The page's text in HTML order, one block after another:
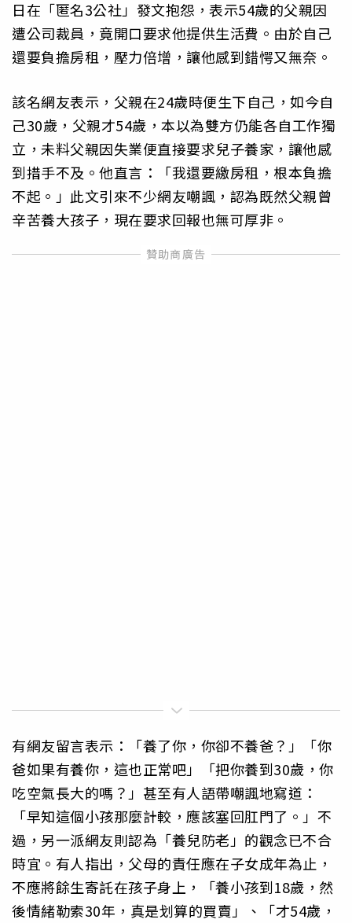
日在「匿名3公社」發文抱怨，表示54歲的父親因
遭公司裁員，竟開口要求他提供生活費。由於自己
還要負擔房租，壓力倍增，讓他感到錯愕又無奈。
該名網友表示，父親在24歲時便生下自己，如今自
己30歲，父親才54歲，本以為雙方仍能各自工作獨
立，未料父親因失業便直接要求兒子養家，讓他感
到措手不及。他直言：「我還要繳房租，根本負擔
不起。」此文引來不少網友嘲諷，認為既然父親曾
辛苦養大孩子，現在要求回報也無可厚非。
有網友留言表示：「養了你，你卻不養爸？」「你
爸如果有養你，這也正常吧」「把你養到30歲，你
吃空氣長大的嗎？」甚至有人語帶嘲諷地寫道：
「早知這個小孩那麼計較，應該塞回肛門了。」不
過，另一派網友則認為「養兒防老」的觀念已不合
時宜。有人指出，父母的責任應在子女成年為止，
不應將餘生寄託在孩子身上，「養小孩到18歲，然
後情緒勒索30年，真是划算的買賣」、「才54歲，